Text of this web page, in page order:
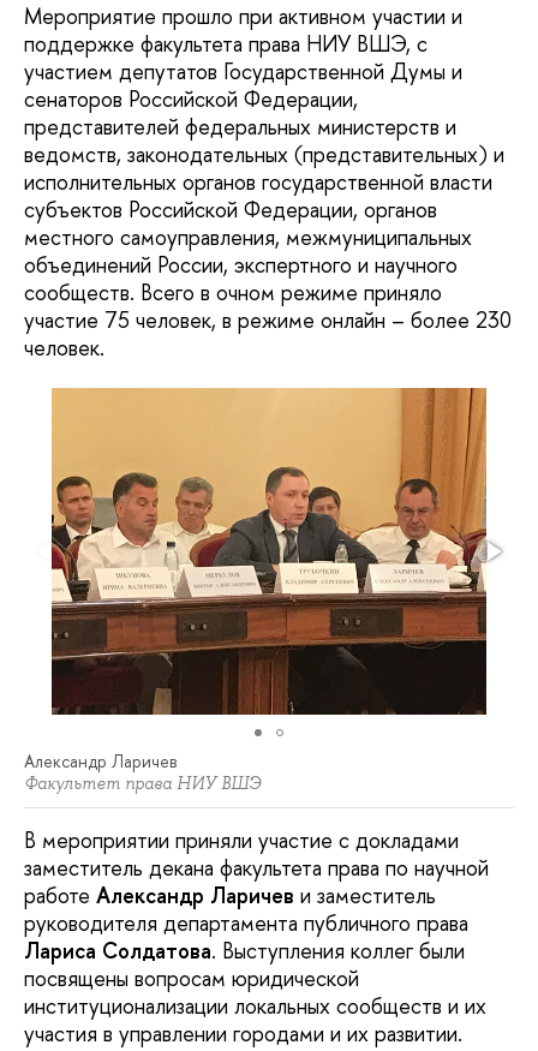
Мероприятие прошло при активном участии и
поддержке факультета права НИУ ВШЭ, c
участием депутатов Государственной Думы и
сенаторов Российской Федерации,
представителей федеральных министерств и
ведомств, законодательных (представительных) и
исполнительных органов государственной власти
субъектов Российской Федерации, органов
местного самоуправления, межмуниципальных
объединений России, экспертного и научного
сообществ. Всего в очном режиме приняло
участие 75 человек, в режиме онлайн – более 230
человек.
Александр Ларичев
Факультет права НИУ ВШЭ
В мероприятии приняли участие с докладами
заместитель декана факультета права по научной
работе Александр Ларичев и заместитель
руководителя департамента публичного права
Лариса Солдатова. Выступления коллег были
посвящены вопросам юридической
институционализации локальных сообществ и их
участия в управлении городами и их развитии.